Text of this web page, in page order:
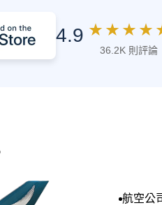
4.9 ★ ★ ★ ★ ★
36.2K 則評論
航空公